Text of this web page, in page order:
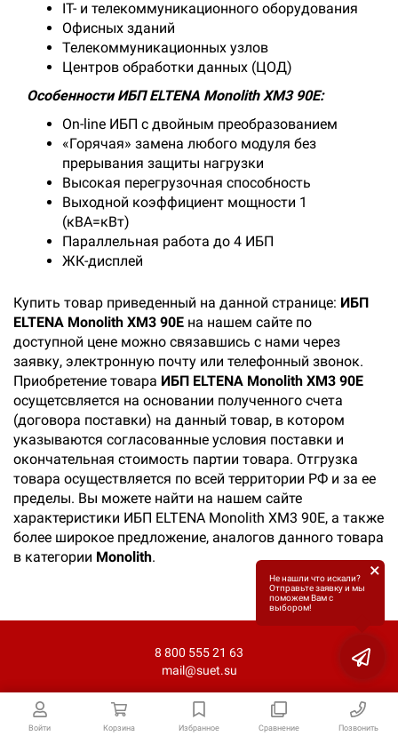
Войти Корзина Избранное Сравнение Позвонить
IT- и телекоммуникационного оборудования
Офисных зданий
Телекоммуникационных узлов
Центров обработки данных (ЦОД)
Особенности ИБП ELTENA Monolith XM3 90E:
On-line ИБП с двойным преобразованием
«Горячая» замена любого модуля без
прерывания защиты нагрузки
Высокая перегрузочная способность
Выходной коэффициент мощности 1
(кВА=кВт)
Параллельная работа до 4 ИБП
ЖК-дисплей
Купить товар приведенный на данной странице: ИБП
ELTENA Monolith XM3 90E на нашем сайте по
доступной цене можно связавшись с нами через
заявку, электронную почту или телефонный звонок.
Приобретение товара ИБП ELTENA Monolith XM3 90E
осущетсвляется на основании полученного счета
(договора поставки) на данный товар, в котором
указываются согласованные условия поставки и
окончательная стоимость партии товара. Отгрузка
товара осуществляется по всей территории РФ и за ее
пределы. Вы можете найти на нашем сайте
характеристики ИБП ELTENA Monolith XM3 90E, а также
более широкое предложение, аналогов данного товара
в категории Monolith.
8 800 555 21 63
mail@suet.su
Не нашли что искали?
Отправьте заявку и мы
поможем Вам с
выбором!
×